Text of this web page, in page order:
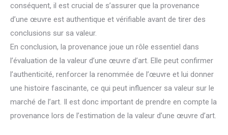
conséquent, il est crucial de s’assurer que la provenance
d’une œuvre est authentique et vérifiable avant de tirer des
conclusions sur sa valeur.
En conclusion, la provenance joue un rôle essentiel dans
l’évaluation de la valeur d’une œuvre d’art. Elle peut confirmer
l’authenticité, renforcer la renommée de l’œuvre et lui donner
une histoire fascinante, ce qui peut influencer sa valeur sur le
marché de l’art. Il est donc important de prendre en compte la
provenance lors de l’estimation de la valeur d’une œuvre d’art.